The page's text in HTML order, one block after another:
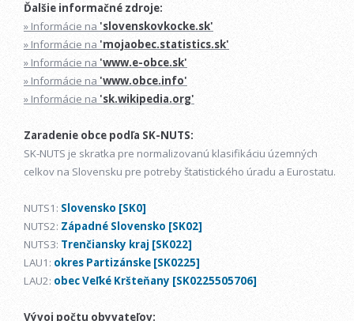
Ďalšie informačné zdroje:
» Informácie na 'slovenskovkocke.sk'
» Informácie na 'mojaobec.statistics.sk'
» Informácie na 'www.e-obce.sk'
» Informácie na 'www.obce.info'
» Informácie na 'sk.wikipedia.org'
Zaradenie obce podľa SK-NUTS:
SK-NUTS je skratka pre normalizovanú klasifikáciu územných
celkov na Slovensku pre potreby štatistického úradu a Eurostatu.
NUTS1: Slovensko [SK0]
NUTS2: Západné Slovensko [SK02]
NUTS3: Trenčiansky kraj [SK022]
LAU1: okres Partizánske [SK0225]
LAU2: obec Veľké Kršteňany [SK0225505706]
Vývoj počtu obyvateľov: